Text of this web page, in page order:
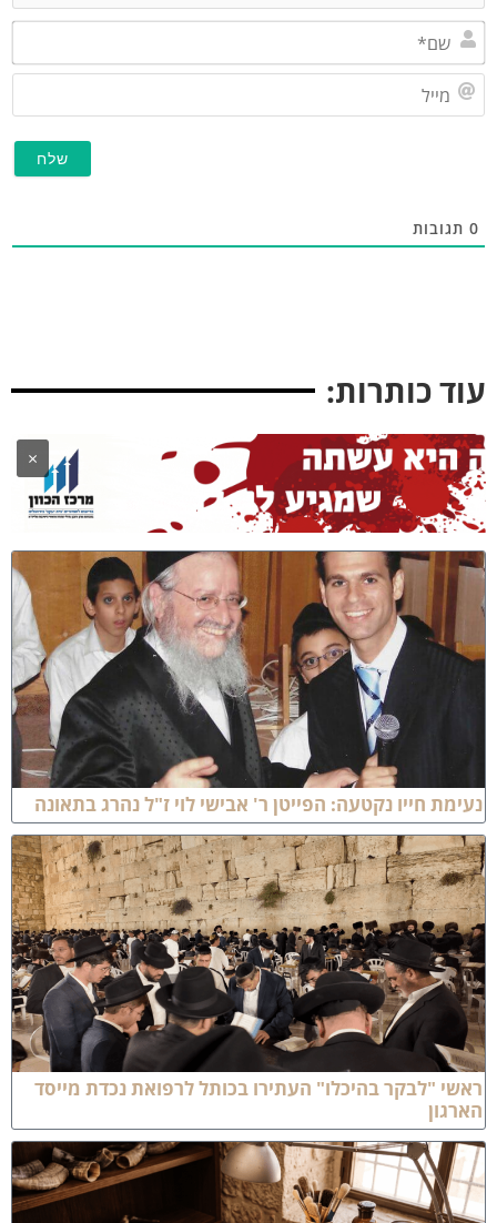
תגובות
כותרות:
×
חייו נקטעה: הפייטן ר' אבישי לוי ז"ל נהרג בתאונה
"לבקר בהיכלו" העתירו בכותל לרפואת נכדת מייסד